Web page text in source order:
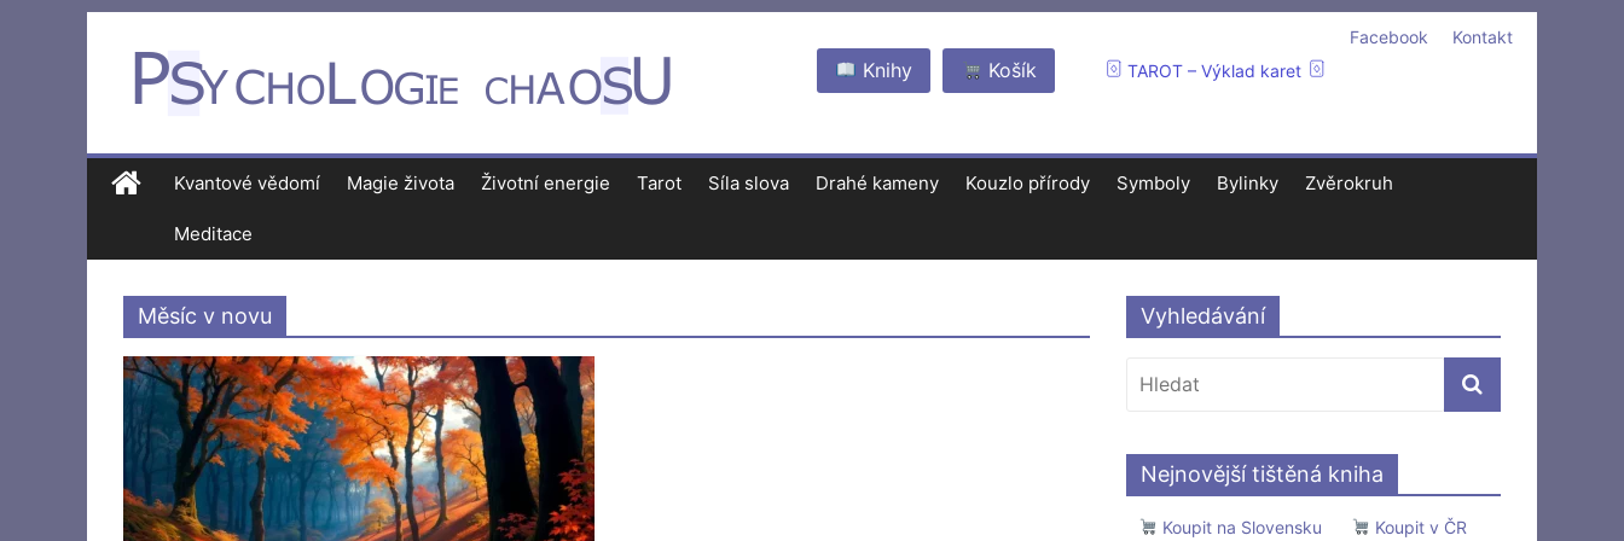
Kontakt
Facebook
TAROT – Výklad karet
Košík
Knihy
Kvantové vědomí Magie života Životní energie Tarot Síla slova Drahé kameny Kouzlo přírody Symboly Bylinky Zvěrokruh
Meditace
Měsíc v novu Vyhledávání
Nejnovější tištěná kniha
Koupit na Slovensku Koupit v ČR